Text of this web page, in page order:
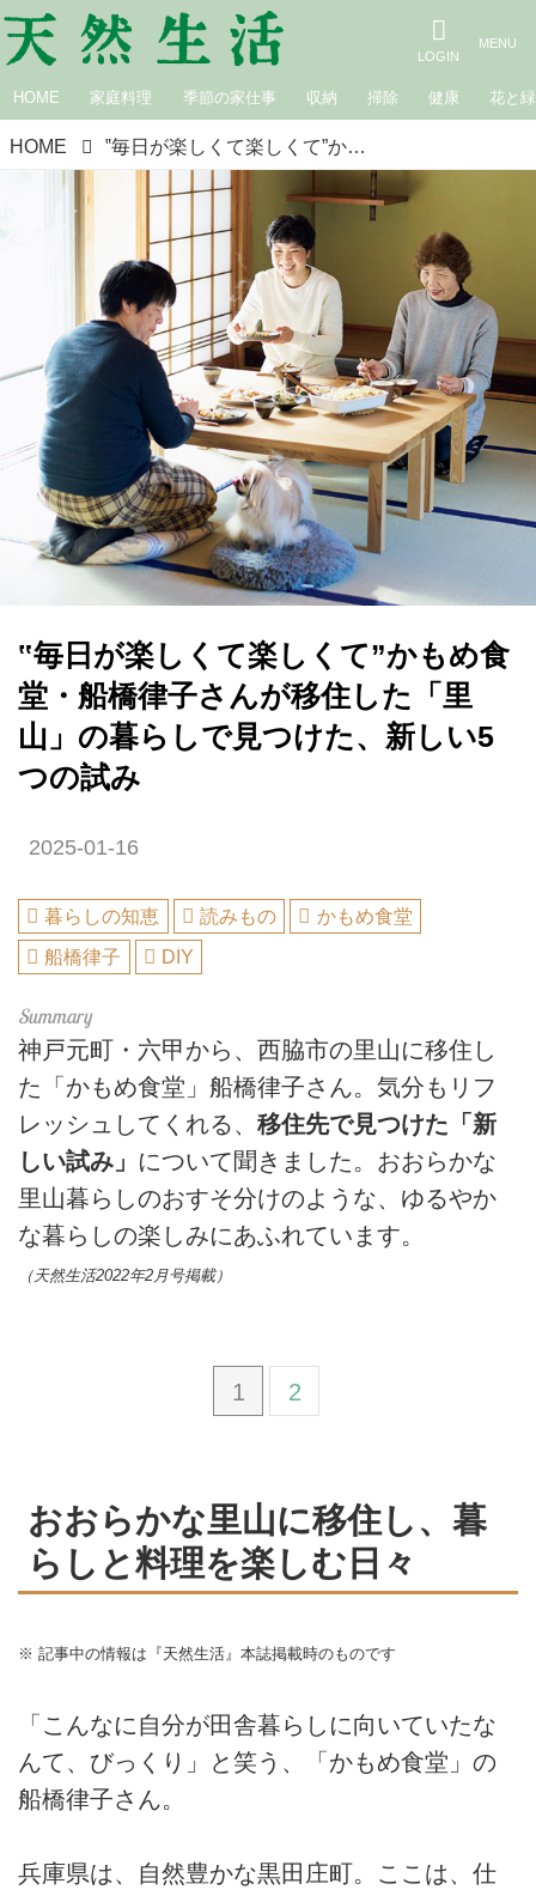
HOME 家庭料理 季節の家仕事 収納 掃除 健康 花と緑
HOME ‟毎日が楽しくて楽しくて”かもめ食堂・船橋律子さんが移住した「里山」の暮らしで見つけた、新しい5つの試み
‟毎日が楽しくて楽しくて”かもめ食
堂・船橋律子さんが移住した「里
山」の暮らしで見つけた、新しい5
つの試み
2025-01-16
暮らしの知恵 読みもの
かもめ食堂
船橋律子
DIY
神戸元町・六甲から、西脇市の里山に移住し
た「かもめ食堂」船橋律子さん。気分もリフ
レッシュしてくれる、 移住先で見つけた「新
しい試み」 について聞きました。おおらかな
里山暮らしのおすそ分けのような、ゆるやか
な暮らしの楽しみにあふれています。
（天然生活2022年2月号掲載）
1 2
おおらかな里山に移住し、暮
らしと料理を楽しむ日々
※ 記事中の情報は『天然生活』本誌掲載時のものです
「こんなに自分が田舎暮らしに向いていたな
んて、びっくり」と笑う、「かもめ食堂」の
船橋律子さん。
兵庫県は、自然豊かな黒田庄町。ここは、仕